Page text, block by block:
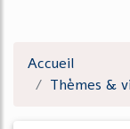
Accueil
Thèmes &